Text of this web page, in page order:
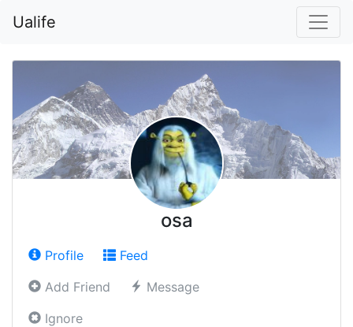
Ualife
osa
Profile
Feed
Add Friend
Message
Ignore